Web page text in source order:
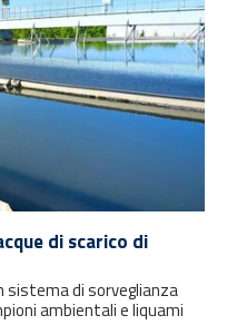
di scarico di
sistema di sorveglianza
ambientali e liquami